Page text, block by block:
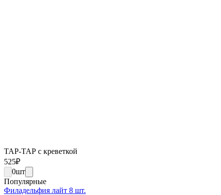
ТАР-ТАР с креветкой
525₽
0шт
Популярные
Филадельфия лайт 8 шт.